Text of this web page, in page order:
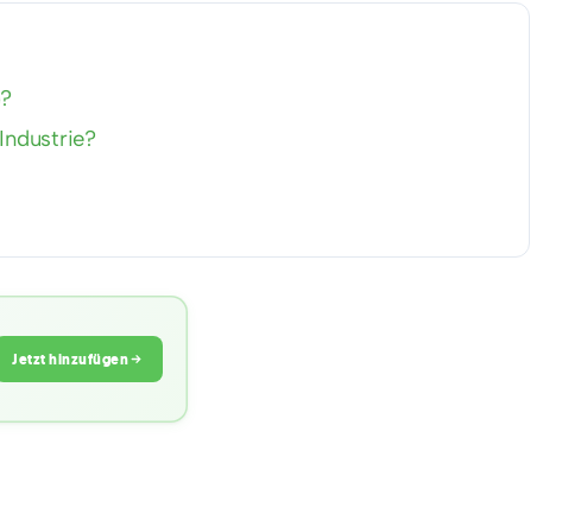
Jetzt hinzufügen